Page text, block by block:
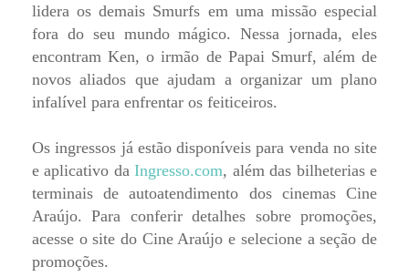
lidera os demais Smurfs em uma missão especial
fora do seu mundo mágico. Nessa jornada, eles
encontram Ken, o irmão de Papai Smurf, além de
novos aliados que ajudam a organizar um plano
infalível para enfrentar os feiticeiros.
Os ingressos já estão disponíveis para venda no site
e aplicativo daIngresso.com, além das bilheterias e
terminais de autoatendimento dos cinemas Cine
Araújo. Para conferir detalhes sobre promoções,
acesse o site do Cine Araújo e selecione a seção de
promoções.